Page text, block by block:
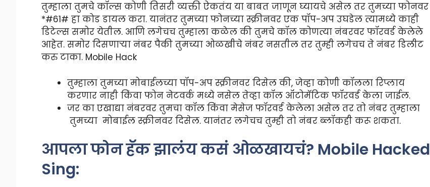
तुम्हाला तुमचे कॉल्स कोणी तिसरी व्यक्ती ऐकतंय या बाबत जाणून घ्यायचे असेल तर तुमच्या फोनवर
*#61# हा कोड डायल करा. यानंतर तुमच्या फोनच्या स्क्रीनवर एक पॉप-अप उघडेल त्यामध्ये काही
डिटेल्स समोर येतील. आणि लगेचच तुम्हाला कळेल की तुमचे कॉल कोणत्या नंबरवर फॉरवर्ड केलेले
आहेत. समोर दिसणाऱ्या नंबर पैकी तुमच्या ओळखीचे नंबर नसतील तर तुम्ही लगेचच ते नंबर डिलीट
करु टाका. Mobile Hack
तुम्हाला तुमच्या मोबाईलच्या पॉप-अप स्क्रीनवर दिसेल की, जेव्हा कोणी कॉलला रिप्लाय
करणार नाही किंवा फोन नेटवर्क मध्ये नसेल तेव्हा कॉल ऑटोमॅटिक फॉरवर्ड केला जाईल.
जर का एखाद्या नंबरवर तुमचा कॉल किंवा मेसेज फॉरवर्ड केलेला असेल तर तो नंबर तुम्हाला
तुमच्या मोबाईल स्क्रीनवर दिसेल. यानंतर लगेचच तुम्ही तो नंबर ब्लॉकही करू शकता.
आपला फोन हॅक झालंय कसं ओळखायचं? Mobile Hacked
Sing: